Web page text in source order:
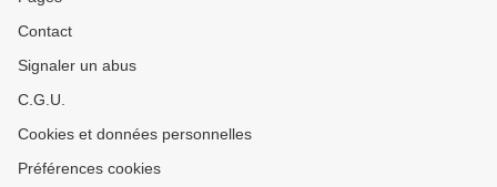
Contact
Signaler un abus
C.G.U.
Cookies et données personnelles
Préférences cookies